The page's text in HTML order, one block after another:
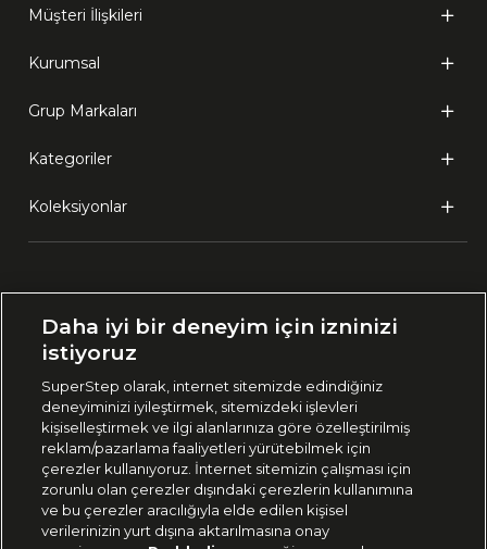
Müşteri İlişkileri
Kurumsal
Grup Markaları
Kategoriler
Koleksiyonlar
🇹🇷 Türkiye
444 37 36
Uygulamadan Takip Edin
Daha iyi bir deneyim için izninizi
istiyoruz
SuperStep olarak, internet sitemizde edindiğiniz
deneyiminizi iyileştirmek, sitemizdeki işlevleri
kişiselleştirmek ve ilgi alanlarınıza göre özelleştirilmiş
reklam/pazarlama faaliyetleri yürütebilmek için
çerezler kullanıyoruz. İnternet sitemizin çalışması için
zorunlu olan çerezler dışındaki çerezlerin kullanımına
ve bu çerezler aracılığıyla elde edilen kişisel
verilerinizin yurt dışına aktarılmasına onay